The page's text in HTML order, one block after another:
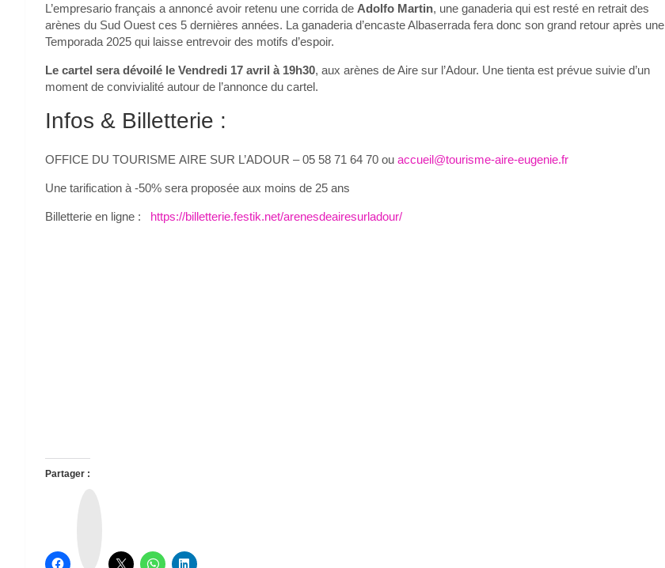
L’empresario français a annoncé avoir retenu une corrida de Adolfo Martin, une ganaderia qui est resté en retrait des
arènes du Sud Ouest ces 5 dernières années. La ganaderia d’encaste Albaserrada fera donc son grand retour après une
Temporada 2025 qui laisse entrevoir des motifs d’espoir.
Le cartel sera dévoilé le Vendredi 17 avril à 19h30, aux arènes de Aire sur l’Adour. Une tienta est prévue suivie d’un
moment de convivialité autour de l’annonce du cartel.
Infos & Billetterie :
OFFICE DU TOURISME AIRE SUR L’ADOUR – 05 58 71 64 70 ou accueil@tourisme-aire-eugenie.fr
Une tarification à -50% sera proposée aux moins de 25 ans
Billetterie en ligne : https://billetterie.festik.net/arenesdeairesurladour/
Partager :